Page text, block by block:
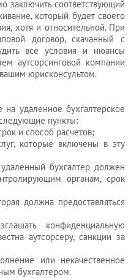
заключить соответствующий
который будет своего
хотя и относительной. При
договор, скачанный с
все условия и нюансы
аутсорсинговой компании
юрисконсультом.
удаленное бухгалтерское
пункты:
и способ расчетов;
которые включены в эту
бухгалтер должен
органам, срок
должна предоставляться
конфиденциальную
аутсорсеру, санкции за
или некачественное
бухгалтером.